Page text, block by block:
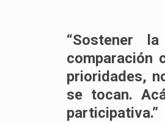
“Sostener
comparación
prioridades,
se tocan.
participativa.”